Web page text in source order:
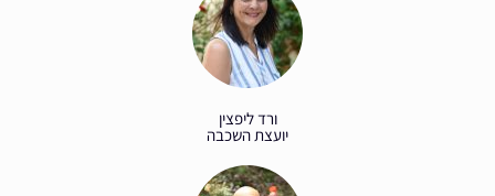
ורד ליפצין
יועצת השכבה